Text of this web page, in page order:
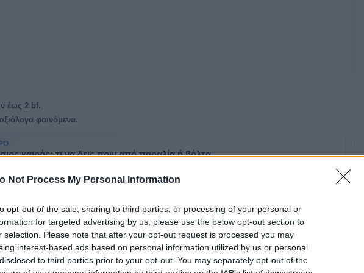
Not Process My Personal Information
opt-out of the sale, sharing to third parties, or processing of your personal or
for targeted advertising by us, please use the below opt-out section to
selection. Please note that after your opt-out request is processed you may
interest-based ads based on personal information utilized by us or personal
to third parties prior to your opt-out. You may separately opt-out of the
έως 2 bf.
φαινόμενα.
καιρός: τι να δεις πριν από παραλία ή βόλτα
και ώρα αλλαγής.
στη Μήλο
25°–30°, άνεμοι έως 3 bf. Δεν αναμένονται αξιόλογα φαινόμενα.